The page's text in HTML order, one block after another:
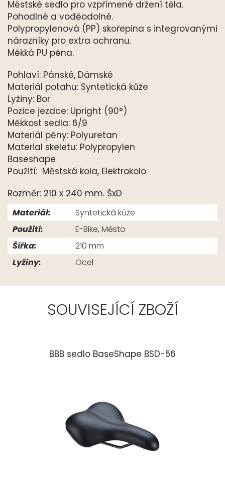
Městské sedlo pro vzpřímené držení těla.
Pohodlné a voděodolné.
Polypropylenová (PP) skořepina s integrovanými
nárazníky pro extra ochranu.
Měkká PU pěna.
Pohlaví: Pánské, Dámské
Materiál potahu: Syntetická kůže
Lyžiny: Bor
Pozice jezdce: Upright (90°)
Měkkost sedla: 6/9
Materiál pěny: Polyuretan
Material skeletu: Polypropylen
Baseshape
Použití: Městská kola, Elektrokolo
Rozměr: 210 x 240 mm. ŠxD
Materiál:
Syntetická kůže
Použití:
E-Bike, Město
Šířka:
210 mm
Lyžiny:
Ocel
SOUVISEJÍCÍ ZBOŽÍ
BBB sedlo BaseShape BSD-56